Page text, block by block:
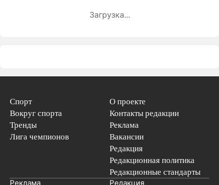
Загрузка...
Спорт
Вокруг спорта
Тренды
Лига чемпионов
О проекте
Контакты редакции
Реклама
Вакансии
Редакция
Редакционная политика
Редакционные стандарты
Реклама Редакция